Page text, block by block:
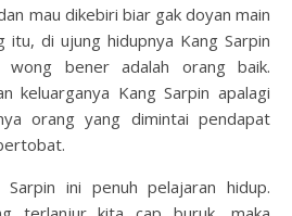
mau dikebiri biar gak doyan main
itu, di ujung hidupnya Kang Sarpin
bener adalah orang baik.
keluarganya Kang Sarpin apalagi
orang yang dimintai pendapat
ini penuh pelajaran hidup.